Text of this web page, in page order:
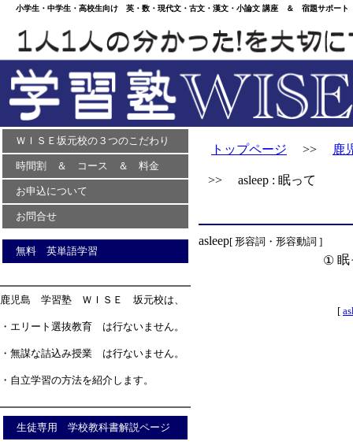
小学生・中学生・高校生向け 英・数・現代文・古文・漢文・小論文 講座 ＆ 宿題サポー
ＷＩＳＥ坂元校の３つのこだわり
時間割 ＆ コース ＆ 料金
お申込について
お問合せ
無料 英単語学習
鹿児島 学習塾 ＷＩＳＥ 坂元校は、
・エリート選抜教育 は行ないません。
・無謀な詰込み授業 は行ないません。
・自立学習の方法を紹介します。
生徒専用 学校教科書解説ページ
トップページ >> 鹿
>> asleep : 眠って
asleep[ 形容詞・形容動詞 ]
① 眠
[